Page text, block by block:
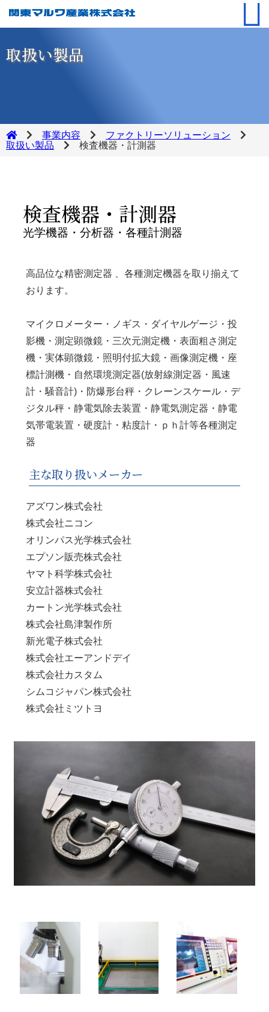
取扱い製品
事業内容
ファクトリーソリューション
取扱い製品
検査機器・計測器
検査機器・計測器
光学機器・分析器・各種計測器
高品位な精密測定器 、各種測定機器を取り揃えて
おります。
マイクロメーター・ノギス・ダイヤルゲージ・投
影機・測定顕微鏡・三次元測定機・表面粗さ測定
機・実体顕微鏡・照明付拡大鏡・画像測定機・座
標計測機・自然環境測定器(放射線測定器・風速
計・騒音計)・防爆形台秤・クレーンスケール・デ
ジタル秤・静電気除去装置・静電気測定器・静電
気帯電装置・硬度計・粘度計・ｐｈ計等各種測定
器
主な取り扱いメーカー
アズワン株式会社
株式会社ニコン
オリンパス光学株式会社
エプソン販売株式会社
ヤマト科学株式会社
安立計器株式会社
カートン光学株式会社
株式会社島津製作所
新光電子株式会社
株式会社エーアンドデイ
株式会社カスタム
シムコジャパン株式会社
株式会社ミツトヨ